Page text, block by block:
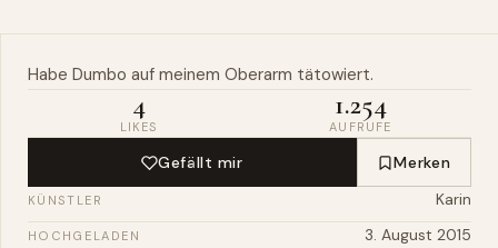
Habe Dumbo auf meinem Oberarm tätowiert.
4
LIKES
1.254
AUFRUFE
Gefällt mir Merken
KÜNSTLER Karin
HOCHGELADEN 3. August 2015